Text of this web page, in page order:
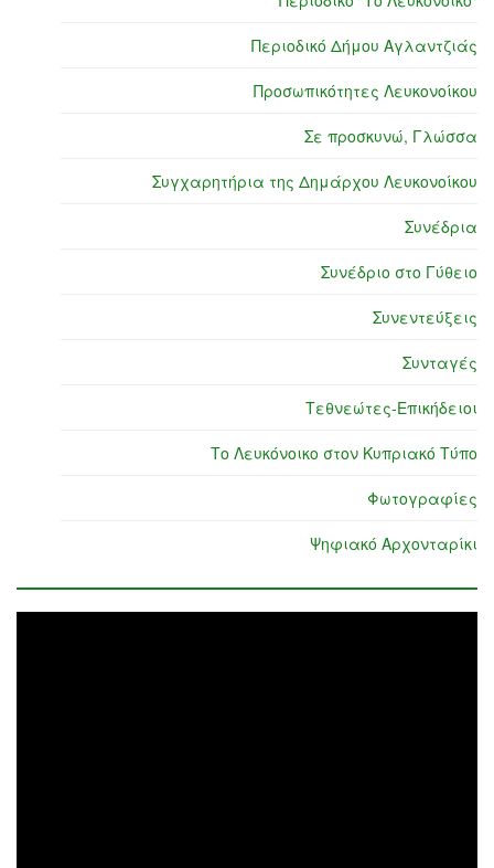
Περιοδικό Δήμου Αγλαντζιάς
Προσωπικότητες Λευκονοίκου
Σε προσκυνώ, Γλώσσα
Συγχαρητήρια της Δημάρχου Λευκονοίκου
Συνέδρια
Συνέδριο στο Γύθειο
Συνεντεύξεις
Συνταγές
Τεθνεώτες-Επικήδειοι
Το Λευκόνοικο στον Κυπριακό Τύπο
Φωτογραφίες
Ψηφιακό Αρχονταρίκι